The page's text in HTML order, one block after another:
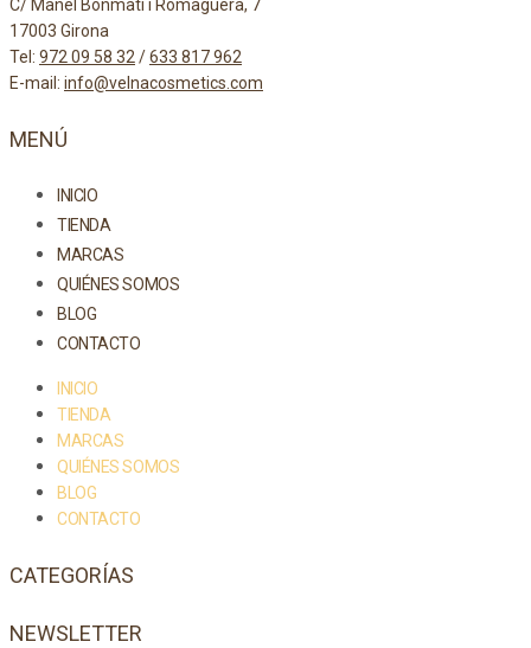
C/ Manel Bonmatí i Romaguera, 7
17003 Girona
Tel: 972 09 58 32/633 817 962
E-mail: info@velnacosmetics.com
MENÚ
INICIO
TIENDA
MARCAS
QUIÉNES SOMOS
BLOG
CONTACTO
INICIO
TIENDA
MARCAS
QUIÉNES SOMOS
BLOG
CONTACTO
CATEGORÍAS
NEWSLETTER